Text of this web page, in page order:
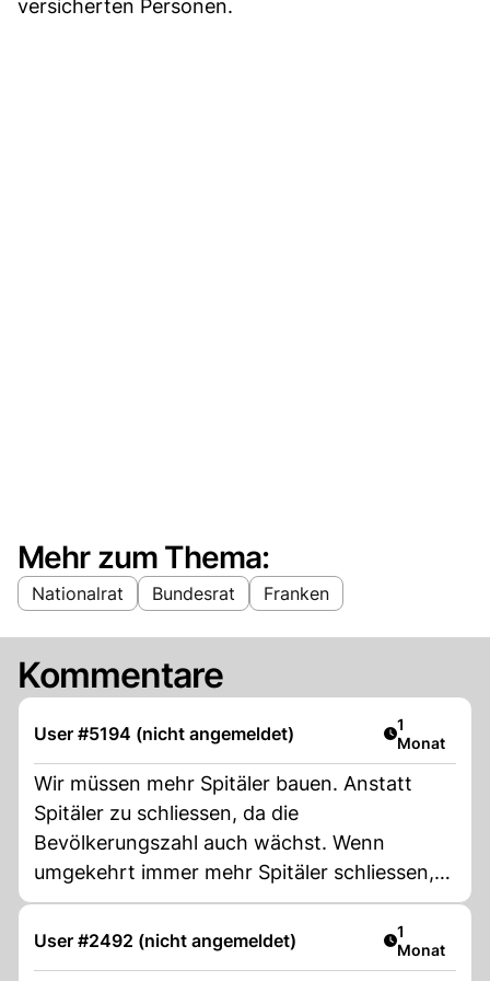
versicherten Personen.
Mehr zum Thema:
Nationalrat Bundesrat Franken
Kommentare
User #5194 (nicht angemeldet) Artikel
1
Monat
Wir müssen mehr Spitäler bauen. Anstatt
Spitäler zu schliessen, da die
Bevölkerungszahl auch wächst. Wenn
umgekehrt immer mehr Spitäler schliessen,
bei wachsendender Bevölkerungszahl,
konzentriert sich alles auf die wenigen
Notfallstationen. Das Verhalten der Patienten
User #2492 (nicht angemeldet) Artikel
1
Monat